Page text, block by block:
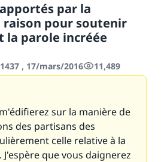
par la
raison pour soutenir
la parole incréée
, 17/mars/2016 11,489
sur la manière de
des partisans des
celle relative à la
que vous daignerez